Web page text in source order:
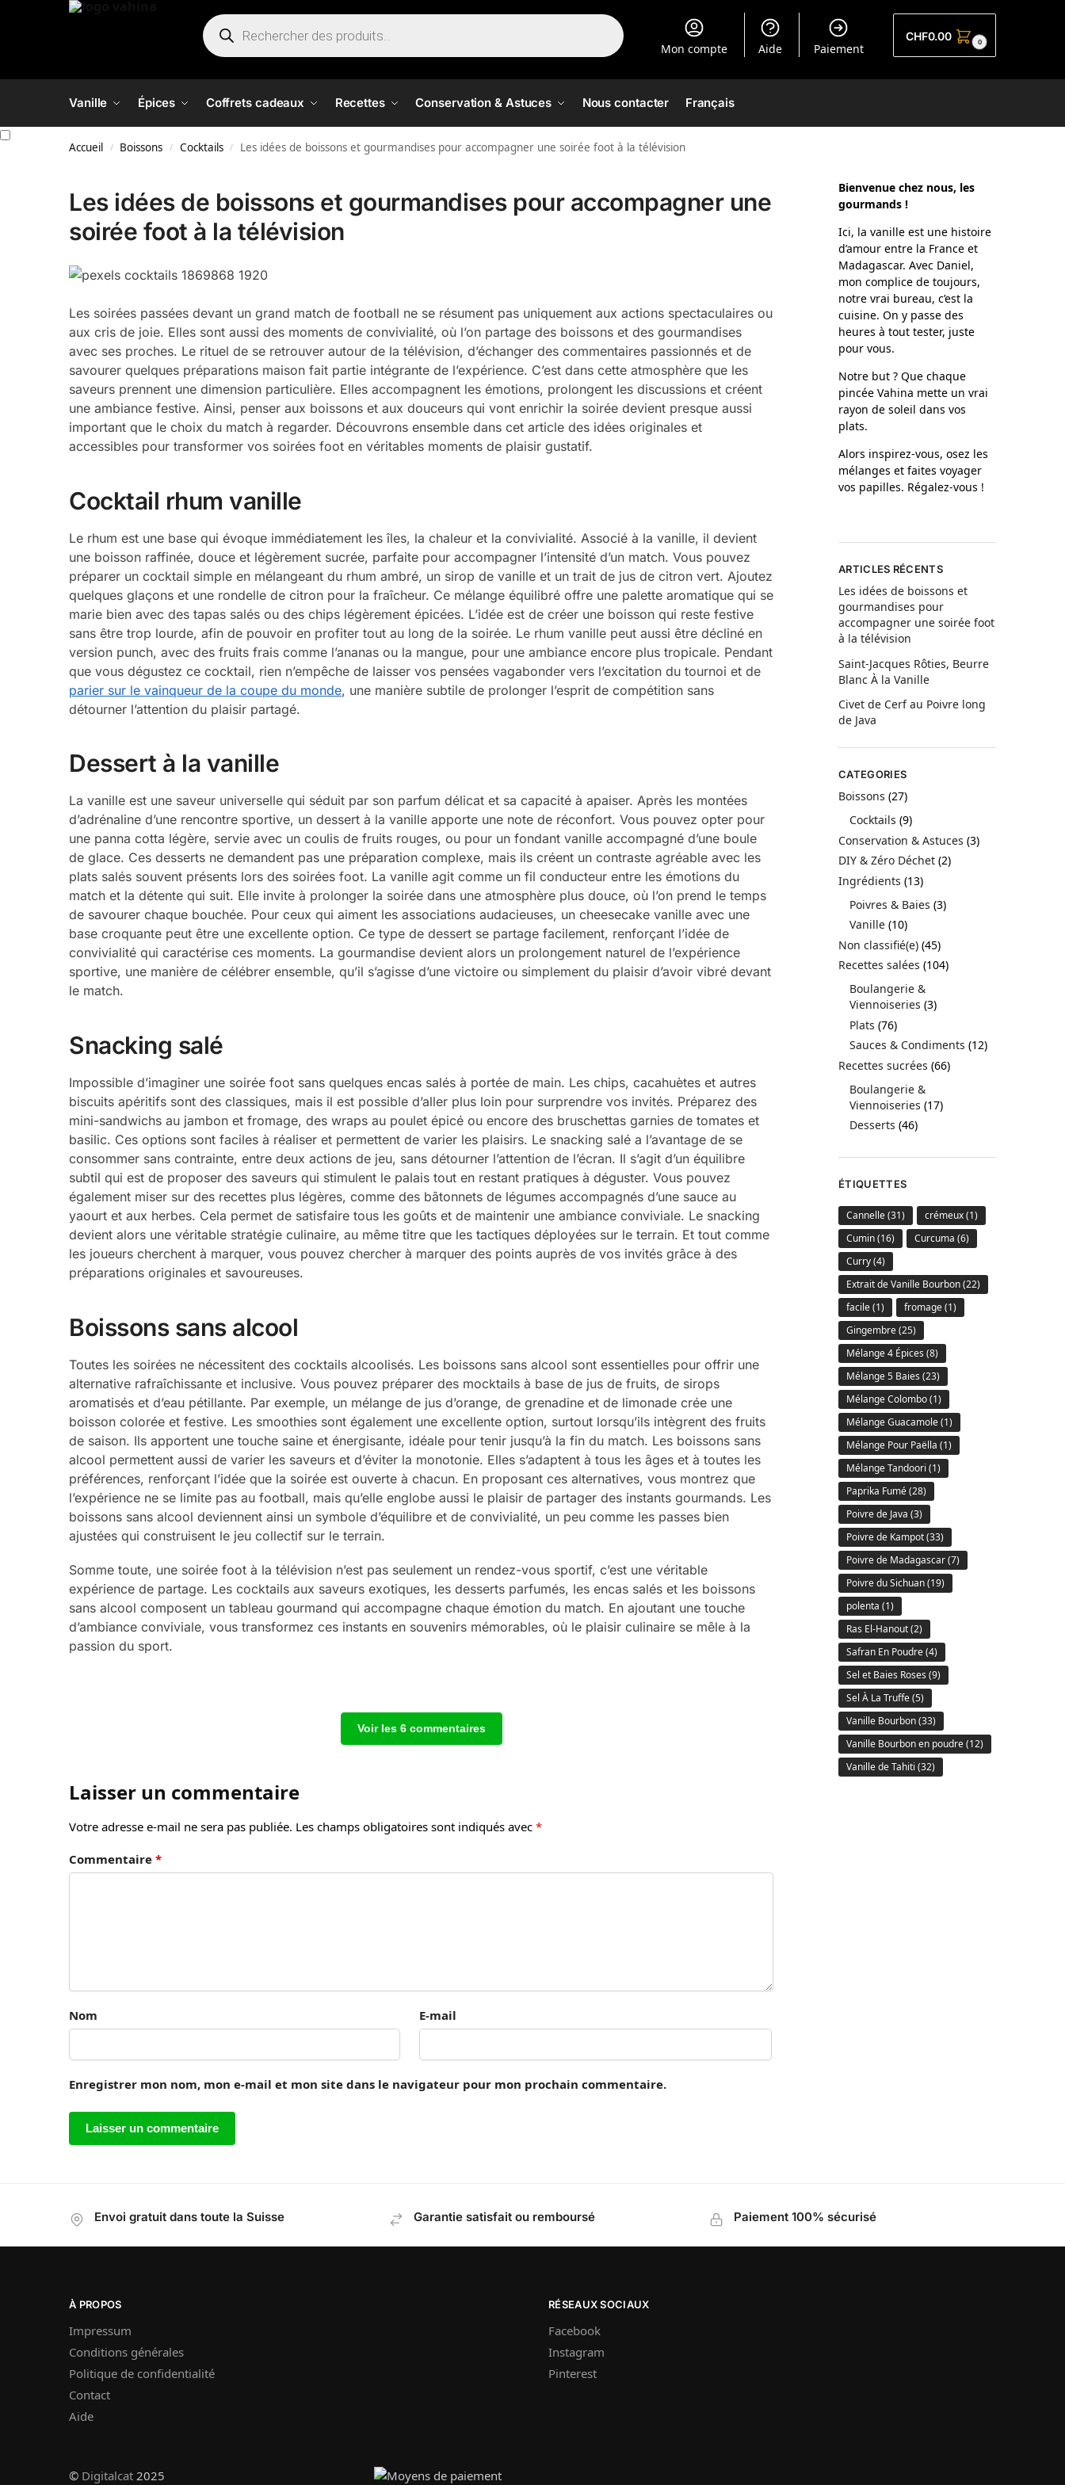
Mon compte Aide Paiement
CHF0.00 0
Vanille Épices Coffrets cadeaux Recettes Conservation & Astuces Nous contacter Français
Accueil / Boissons / Cocktails / Les idées de boissons et gourmandises pour accompagner une soirée foot à la télévision
Les idées de boissons et gourmandises pour accompagner une
soirée foot à la télévision
Les soirées passées devant un grand match de football ne se résument pas uniquement aux actions spectaculaires ou
aux cris de joie. Elles sont aussi des moments de convivialité, où l’on partage des boissons et des gourmandises
avec ses proches. Le rituel de se retrouver autour de la télévision, d’échanger des commentaires passionnés et de
savourer quelques préparations maison fait partie intégrante de l’expérience. C’est dans cette atmosphère que les
saveurs prennent une dimension particulière. Elles accompagnent les émotions, prolongent les discussions et créent
une ambiance festive. Ainsi, penser aux boissons et aux douceurs qui vont enrichir la soirée devient presque aussi
important que le choix du match à regarder. Découvrons ensemble dans cet article des idées originales et
accessibles pour transformer vos soirées foot en véritables moments de plaisir gustatif.
Cocktail rhum vanille
Le rhum est une base qui évoque immédiatement les îles, la chaleur et la convivialité. Associé à la vanille, il devient
une boisson raffinée, douce et légèrement sucrée, parfaite pour accompagner l’intensité d’un match. Vous pouvez
préparer un cocktail simple en mélangeant du rhum ambré, un sirop de vanille et un trait de jus de citron vert. Ajoutez
quelques glaçons et une rondelle de citron pour la fraîcheur. Ce mélange équilibré offre une palette aromatique qui se
marie bien avec des tapas salés ou des chips légèrement épicées. L’idée est de créer une boisson qui reste festive
sans être trop lourde, afin de pouvoir en profiter tout au long de la soirée. Le rhum vanille peut aussi être décliné en
version punch, avec des fruits frais comme l’ananas ou la mangue, pour une ambiance encore plus tropicale. Pendant
que vous dégustez ce cocktail, rien n’empêche de laisser vos pensées vagabonder vers l’excitation du tournoi et de
parier sur le vainqueur de la coupe du monde, une manière subtile de prolonger l’esprit de compétition sans
détourner l’attention du plaisir partagé.
Dessert à la vanille
La vanille est une saveur universelle qui séduit par son parfum délicat et sa capacité à apaiser. Après les montées
d’adrénaline d’une rencontre sportive, un dessert à la vanille apporte une note de réconfort. Vous pouvez opter pour
une panna cotta légère, servie avec un coulis de fruits rouges, ou pour un fondant vanille accompagné d’une boule
de glace. Ces desserts ne demandent pas une préparation complexe, mais ils créent un contraste agréable avec les
plats salés souvent présents lors des soirées foot. La vanille agit comme un fil conducteur entre les émotions du
match et la détente qui suit. Elle invite à prolonger la soirée dans une atmosphère plus douce, où l’on prend le temps
de savourer chaque bouchée. Pour ceux qui aiment les associations audacieuses, un cheesecake vanille avec une
base croquante peut être une excellente option. Ce type de dessert se partage facilement, renforçant l’idée de
convivialité qui caractérise ces moments. La gourmandise devient alors un prolongement naturel de l’expérience
sportive, une manière de célébrer ensemble, qu’il s’agisse d’une victoire ou simplement du plaisir d’avoir vibré devant
le match.
Snacking salé
Impossible d’imaginer une soirée foot sans quelques encas salés à portée de main. Les chips, cacahuètes et autres
biscuits apéritifs sont des classiques, mais il est possible d’aller plus loin pour surprendre vos invités. Préparez des
mini-sandwichs au jambon et fromage, des wraps au poulet épicé ou encore des bruschettas garnies de tomates et
basilic. Ces options sont faciles à réaliser et permettent de varier les plaisirs. Le snacking salé a l’avantage de se
consommer sans contrainte, entre deux actions de jeu, sans détourner l’attention de l’écran. Il s’agit d’un équilibre
subtil qui est de proposer des saveurs qui stimulent le palais tout en restant pratiques à déguster. Vous pouvez
également miser sur des recettes plus légères, comme des bâtonnets de légumes accompagnés d’une sauce au
yaourt et aux herbes. Cela permet de satisfaire tous les goûts et de maintenir une ambiance conviviale. Le snacking
devient alors une véritable stratégie culinaire, au même titre que les tactiques déployées sur le terrain. Et tout comme
les joueurs cherchent à marquer, vous pouvez chercher à marquer des points auprès de vos invités grâce à des
préparations originales et savoureuses.
Boissons sans alcool
Toutes les soirées ne nécessitent des cocktails alcoolisés. Les boissons sans alcool sont essentielles pour offrir une
alternative rafraîchissante et inclusive. Vous pouvez préparer des mocktails à base de jus de fruits, de sirops
aromatisés et d’eau pétillante. Par exemple, un mélange de jus d’orange, de grenadine et de limonade crée une
boisson colorée et festive. Les smoothies sont également une excellente option, surtout lorsqu’ils intègrent des fruits
de saison. Ils apportent une touche saine et énergisante, idéale pour tenir jusqu’à la fin du match. Les boissons sans
alcool permettent aussi de varier les saveurs et d’éviter la monotonie. Elles s’adaptent à tous les âges et à toutes les
préférences, renforçant l’idée que la soirée est ouverte à chacun. En proposant ces alternatives, vous montrez que
l’expérience ne se limite pas au football, mais qu’elle englobe aussi le plaisir de partager des instants gourmands. Les
boissons sans alcool deviennent ainsi un symbole d’équilibre et de convivialité, un peu comme les passes bien
ajustées qui construisent le jeu collectif sur le terrain.
Somme toute, une soirée foot à la télévision n’est pas seulement un rendez-vous sportif, c’est une véritable
expérience de partage. Les cocktails aux saveurs exotiques, les desserts parfumés, les encas salés et les boissons
sans alcool composent un tableau gourmand qui accompagne chaque émotion du match. En ajoutant une touche
d’ambiance conviviale, vous transformez ces instants en souvenirs mémorables, où le plaisir culinaire se mêle à la
passion du sport.
Voir les 6 commentaires
Laisser un commentaire
Votre adresse e-mail ne sera pas publiée. Les champs obligatoires sont indiqués avec *
Commentaire *
Nom E-mail
Enregistrer mon nom, mon e-mail et mon site dans le navigateur pour mon prochain commentaire.
Bienvenue chez nous, les
gourmands !
Ici, la vanille est une histoire
d’amour entre la France et
Madagascar. Avec Daniel,
mon complice de toujours,
notre vrai bureau, c’est la
cuisine. On y passe des
heures à tout tester, juste
pour vous.
Notre but ? Que chaque
pincée Vahina mette un vrai
rayon de soleil dans vos
plats.
Alors inspirez-vous, osez les
mélanges et faites voyager
vos papilles. Régalez-vous !
ARTICLES RÉCENTS
Les idées de boissons et
gourmandises pour
accompagner une soirée foot
à la télévision
Saint-Jacques Rôties, Beurre
Blanc À la Vanille
Civet de Cerf au Poivre long
de Java
CATEGORIES
Boissons (27)
Cocktails (9)
Conservation & Astuces (3)
DIY & Zéro Déchet (2)
Ingrédients (13)
Poivres & Baies (3)
Vanille (10)
Non classifié(e) (45)
Recettes salées (104)
Boulangerie &
Viennoiseries (3)
Plats (76)
Sauces & Condiments (12)
Recettes sucrées (66)
Boulangerie &
Viennoiseries (17)
Desserts (46)
ÉTIQUETTES
Cannelle(31) crémeux(1)
Cumin(16) Curcuma (6)
Curry(4)
Extrait de Vanille Bourbon(22)
facile(1) fromage(1)
Gingembre(25)
Mélange 4 Épices (8)
Mélange 5 Baies (23)
Mélange Colombo(1)
Mélange Guacamole(1)
Mélange Pour Paëlla (1)
Mélange Tandoori (1)
Paprika Fumé(28)
Poivre de Java (3)
Poivre de Kampot(33)
Poivre de Madagascar(7)
Poivre du Sichuan(19)
polenta (1)
Ras El-Hanout(2)
Safran En Poudre(4)
Sel et Baies Roses (9)
Sel À La Truffe(5)
Vanille Bourbon(33)
Vanille Bourbon en poudre(12)
Vanille de Tahiti (32)
Envoi gratuit dans toute la Suisse Garantie satisfait ou remboursé Paiement 100% sécurisé
À PROPOS
Impressum
Conditions générales
Politique de confidentialité
Contact
Aide
RÉSEAUX SOCIAUX
Facebook
Instagram
Pinterest
© Digitalcat 2025